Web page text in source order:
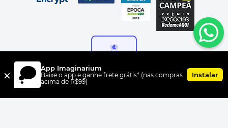
× App Imaginarium
Baixe o app e ganhe frete grátis* (nas compras
acima de R$99)
Instalar